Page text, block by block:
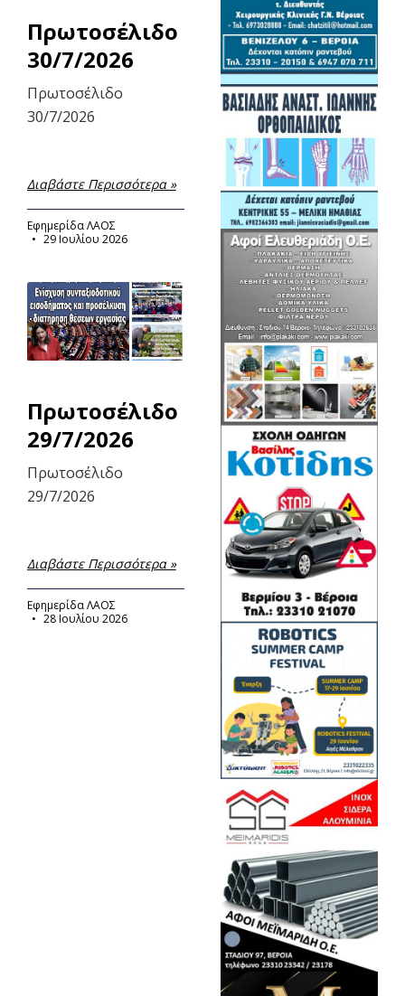
Πρωτοσέλιδο
30/7/2026
Πρωτοσέλιδο
30/7/2026
Διαβάστε Περισσότερα »
Εφημερίδα ΛΑΟΣ
29 Ιουλίου 2026
Πρωτοσέλιδο
29/7/2026
Πρωτοσέλιδο
29/7/2026
Διαβάστε Περισσότερα »
Εφημερίδα ΛΑΟΣ
28 Ιουλίου 2026